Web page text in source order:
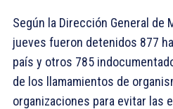
Según la Dirección General de
jueves fueron detenidos 877
país y otros 785
de los llamamientos de
organizaciones para evitar las